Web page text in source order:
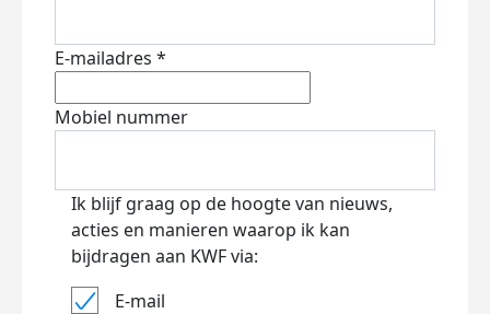
E-mailadres *
Mobiel nummer
Ik blijf graag op de hoogte van nieuws,
acties en manieren waarop ik kan
bijdragen aan KWF via:
E-mail